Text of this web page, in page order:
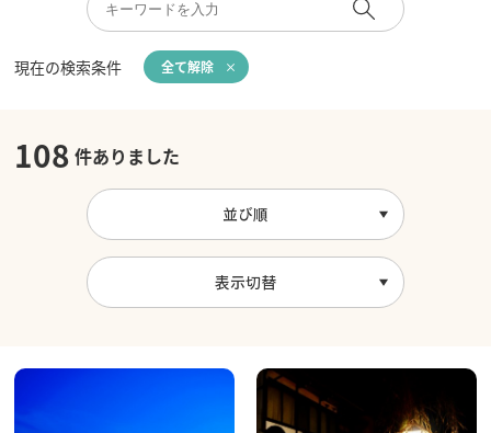
現在の検索条件 全て解除
108 件ありました
並び順
表示切替